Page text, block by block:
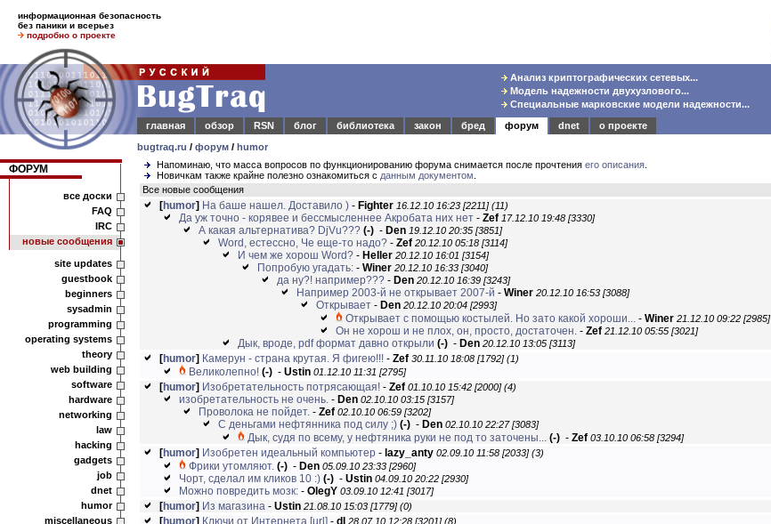
информационная безопасность
без паники и всерьез
подробно о проекте
Анализ криптографических сетевых...
Модель надежности двухузлового...
Специальные марковские модели надежности...
главная
обзор RSN блог библиотека закон бред форум dnet
о проекте
bugtraq.ru / форум / humor
ФОРУМ
все доски
FAQ
IRC
новые сообщения
site updates
guestbook
beginners
sysadmin
programming
operating systems
theory
web building
software
hardware
networking
law
hacking
gadgets
job
dnet
humor
miscellaneous
Напоминаю, что масса вопросов по функционированию форума снимается после прочтения его описания
Новичкам также крайне полезно ознакомиться с данным документом
Все новые сообщения
[humor] На баше нашел. Доставило ) - Fighter 16.12.10 16:23 [2211] (11)
Да уж точно - корявее и бессмысленнее Акробата них нет - Zef 17.12.10 19:48 [3330]
А какая альтернатива? DjVu??? (-) - Den 19.12.10 20:35 [3851]
Word, естессно, Че еще-то надо? - Zef 20.12.10 05:18 [3114]
И чем же хорош Word? - Heller 20.12.10 16:01 [3154]
Попробую угадать: - Winer 20.12.10 16:33 [3040]
да ну?! например??? - Den 20.12.10 16:39 [3243]
Например 2003-й не открывает 2007-й - Winer 20.12.10 16:53 [3088]
Открывает - Den 20.12.10 20:04 [2993]
Открывает с помощью костылей. Но зато какой хороши... - Winer 21.12.10 09:22 [2985]
Он не хорош и не плох, он, просто, достаточен. - Zef 21.12.10 05:55 [3021]
Дык, вроде, pdf формат давно открыли (-) - Den 20.12.10 13:05 [3113]
[humor] Камерун - страна крутая. Я фигею!!! - Zef 30.11.10 18:08 [1792] (1)
Великолепно! (-) - Ustin 01.12.10 11:31 [2795]
[humor] Изобретательность потрясающая! - Zef 01.10.10 15:42 [2000] (4)
изобретательность не очень. - Den 02.10.10 03:15 [3157]
Проволока не пойдет. - Zef 02.10.10 06:59 [3202]
С деньгами нефтянника под силу ;) (-) - Den 02.10.10 22:27 [3083]
Дык, судя по всему, у нефтяника руки не под то заточены... (-) - Zef 03.10.10 06:58 [3294]
[humor] Изобретен идеальный компьютер - lazy_anty 02.09.10 11:58 [2033] (3)
Фрики утомляют. (-) - Den 05.09.10 23:33 [2960]
Чорт, сделал им кликов 10 :) (-) - Ustin 04.09.10 20:22 [2930]
Можно повредить мозк: - OlegY 03.09.10 12:41 [3017]
[humor] Из магазина - Ustin 21.08.10 15:03 [1779] (0)
[humor] Ключи от Интернета [url] - dl 28.07.10 12:28 [3201] (8)